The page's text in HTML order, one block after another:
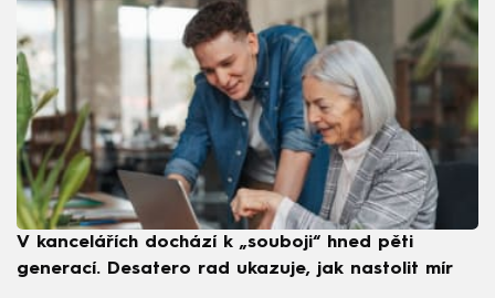
V kancelářích dochází k „souboji“ hned pěti
generací. Desatero rad ukazuje, jak nastolit mír